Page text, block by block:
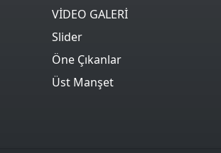
VİDEO GALERİ
Slider
Öne Çıkanlar
Üst Manşet